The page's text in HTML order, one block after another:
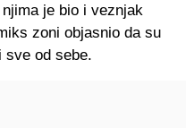
je bio i veznjak
zoni objasnio da su
sve od sebe.